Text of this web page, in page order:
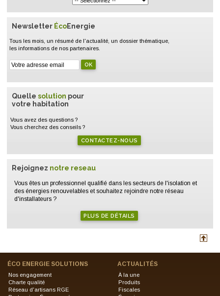
Newsletter ÉcoEnergie
Tous les mois, un résumé de l'actualité, un dossier thématique,
les informations de nos partenaires.
Quelle solution pour
votre habitation
Vous avez des questions ?
Vous cherchez des conseils ?
CONTACTEZ-NOUS
Rejoignez notre reseau
Vous êtes un professionnel qualifié dans les secteurs de l'isolation et
des énergies renouvelables et souhaitez rejoindre notre réseau
d'installateurs ?
PLUS DE DÉTAILS
ÉCO ENERGIE SOLUTIONS
Nos engagement
Charte qualité
Réseau d'artisans RGE
ACTUALITÉS
À la une
Produits
Fiscales